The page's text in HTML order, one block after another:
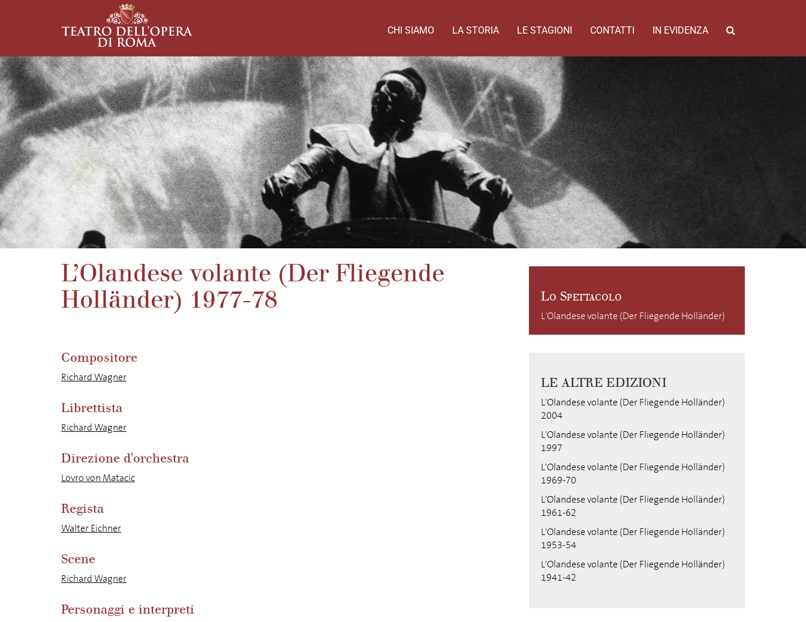
CHI SIAMO LA STORIA LE STAGIONI CONTATTI IN EVIDENZA
L’Olandese volante (Der Fliegende
Holländer) 1977-78
Compositore
Richard Wagner
Librettista
Richard Wagner
Direzione d'orchestra
Lovro von Matacic
Regista
Walter Eichner
Scene
Richard Wagner
Personaggi e interpreti
Lo Spettacolo
L'Olandese volante (Der Fliegende Holländer)
LE ALTRE EDIZIONI
L'Olandese volante (Der Fliegende Holländer)
2004
L'Olandese volante (Der Fliegende Holländer)
1997
L'Olandese volante (Der Fliegende Holländer)
1969-70
L'Olandese volante (Der Fliegende Holländer)
1961-62
L'Olandese volante (Der Fliegende Holländer)
1953-54
L'Olandese volante (Der Fliegende Holländer)
1941-42